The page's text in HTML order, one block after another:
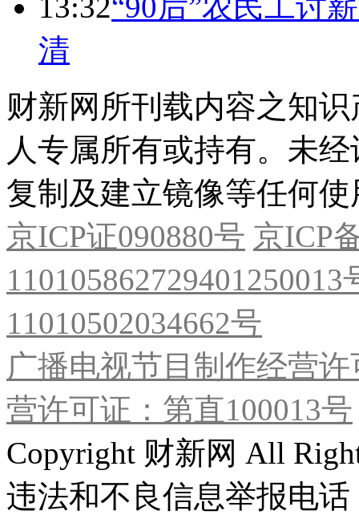
13:32“90后”农民工讨
清
财新网所刊载内容之知
人专属所有或持有。未
复制及建立镜像等任何使
京ICP证090880号 京ICP
11010502034662号
广播电视节目制作经营
营许可证：第直100013号
Copyright 财新网 All
违法和不良信息举报电